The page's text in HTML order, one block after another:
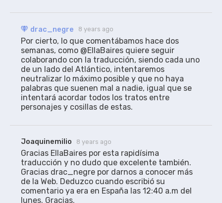
drac_negre 8 years ago
Por cierto, lo que comentábamos hace dos
semanas, como @EllaBaires quiere seguir
colaborando con la traducción, siendo cada uno
de un lado del Atlántico, intentaremos
neutralizar lo máximo posible y que no haya
palabras que suenen mal a nadie, igual que se
intentará acordar todos los tratos entre
personajes y cosillas de estas.
Joaquinemilio 8 years ago
Gracias EllaBaires por esta rapidísima
traducción y no dudo que excelente también.
Gracias drac_negre por darnos a conocer más
de la Web. Deduzco cuando escribió su
comentario ya era en España las 12:40 a.m del
lunes. Gracias.